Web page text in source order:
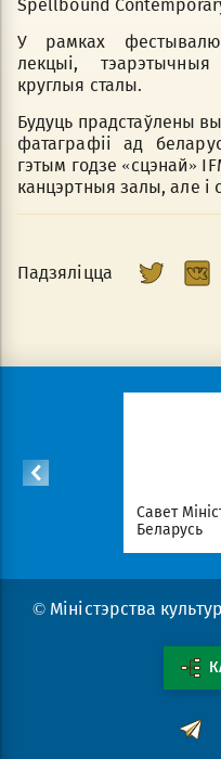
Spellbound
У рамках фестывалю
лекцыі,
круглыя сталы.
Будуць прадстаўлены
фатаграфіі ад
гэтым годзе «сцэнай»
канцэртныя залы, але і
Падзяліцца
Савет
Беларусь
© Міністэрства